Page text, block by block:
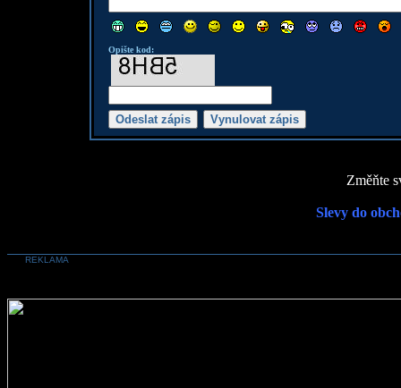
Opište kod:
Změňte
Slevy do
REKLAMA